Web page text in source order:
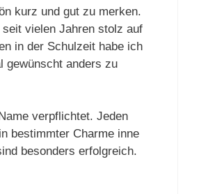
kurz und gut zu merken.
vielen Jahren stolz auf
in der Schulzeit habe ich
gewünscht anders zu
verpflichtet. Jeden
bestimmter Charme inne
besonders erfolgreich.